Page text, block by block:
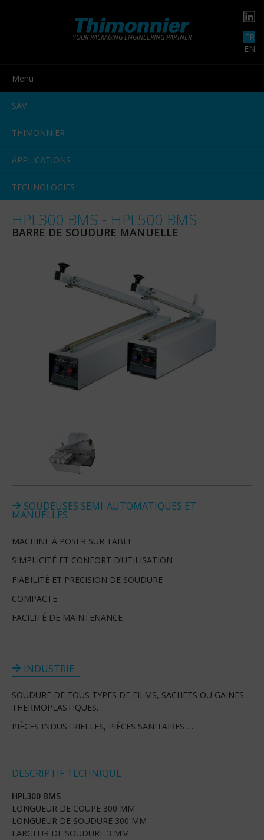
FR
EN
YOUR PACKAGING ENGINEERING PARTNER
Menu
SAV
THIMONNIER
APPLICATIONS
TECHNOLOGIES
HPL300 BMS - HPL500 BMS
BARRE DE SOUDURE MANUELLE
SOUDEUSES SEMI-AUTOMATIQUES ET
MANUELLES
MACHINE À POSER SUR TABLE
SIMPLICITÉ ET CONFORT D’UTILISATION
FIABILITÉ ET PRECISION DE SOUDURE
COMPACTE
FACILITÉ DE MAINTENANCE
INDUSTRIE
SOUDURE DE TOUS TYPES DE FILMS, SACHETS OU GAINES
THERMOPLASTIQUES.
PIÈCES INDUSTRIELLES, PIÈCES SANITAIRES …
DESCRIPTIF TECHNIQUE
HPL300 BMS
LONGUEUR DE COUPE 300 MM
LONGUEUR DE SOUDURE 300 MM
LARGEUR DE SOUDURE 3 MM